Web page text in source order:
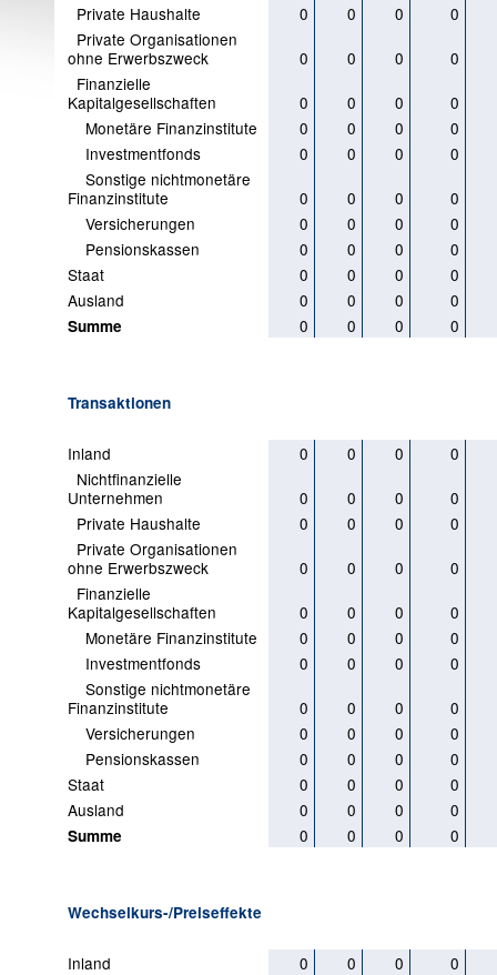
Private Haushalte
0 0 0
0
Private Organisationen
ohne Erwerbszweck
0 0 0
0
Finanzielle
Kapitalgesellschaften
0 0 0
0
Monetäre Finanzinstitute
0 0 0
0
Investmentfonds
0 0 0
0
Sonstige nichtmonetäre
Finanzinstitute
0 0 0
0
Versicherungen
0 0 0
0
Pensionskassen
0 0 0
0
Staat
0 0 0
0
Ausland
0 0 0 0
Summe 0 0 0 0
Transaktionen
Inland 0 0 0
0
Nichtfinanzielle
Unternehmen
0 0 0
0
Private Haushalte
0 0 0
0
Private Organisationen
ohne Erwerbszweck
0 0 0
0
Finanzielle
Kapitalgesellschaften
0 0 0
0
Monetäre Finanzinstitute
0 0 0
0
Investmentfonds
0 0 0
0
Sonstige nichtmonetäre
Finanzinstitute
0 0 0
0
Versicherungen
0 0 0
0
Pensionskassen
0 0 0
0
Staat
0 0 0
0
Ausland
0 0 0 0
Summe 0 0 0 0
Wechselkurs-/Preiseffekte
Inland 0 0 0
0